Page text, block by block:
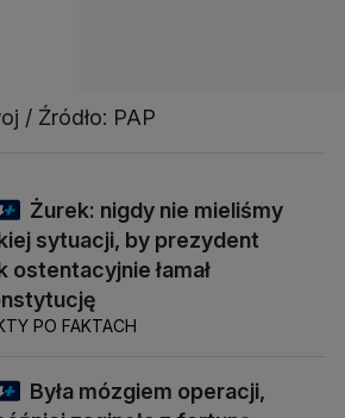
/ Źródło: PAP
Żurek: nigdy nie mieliśmy
sytuacji, by prezydent
ostentacyjnie łamał
PO FAKTACH
Była mózgiem operacji,